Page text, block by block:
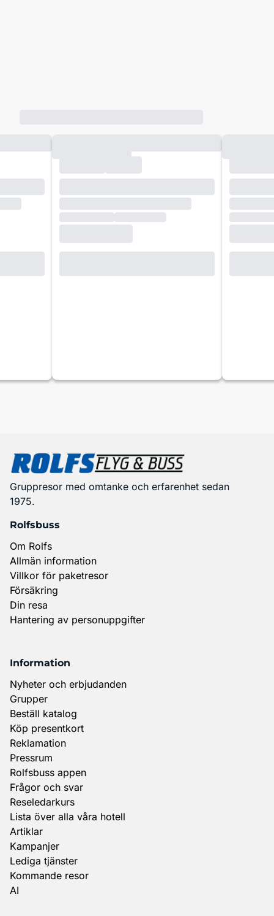
Gruppresor med omtanke och erfarenhet sedan
1975.
Rolfsbuss
Om Rolfs
Allmän information
Villkor för paketresor
Försäkring
Din resa
Hantering av personuppgifter
Information
Nyheter och erbjudanden
Grupper
Beställ katalog
Köp presentkort
Reklamation
Pressrum
Rolfsbuss appen
Frågor och svar
Reseledarkurs
Lista över alla våra hotell
Artiklar
Kampanjer
Lediga tjänster
Kommande resor
AI